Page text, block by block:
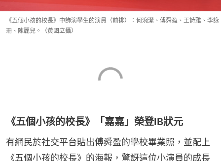
《五個小孩的校長》中飾演學生的演員（前排）：何涴瀠、傅舜盈、王詩雅、李詠
珊、陳麗兒。（黃國立攝）
《五個小孩的校長》「嘉嘉」榮登IB狀元
有網民於社交平台貼出傅舜盈的學校畢業照，並配上
《五個小孩的校長》的海報，驚訝這位小演員的成長